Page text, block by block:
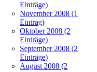
Einträge)
November 2008 (1
Eintrag)
Oktober 2008 (2
Einträge)
September 2008 (2
Einträge)
August 2008 (2